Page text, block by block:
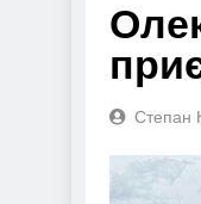
Степан